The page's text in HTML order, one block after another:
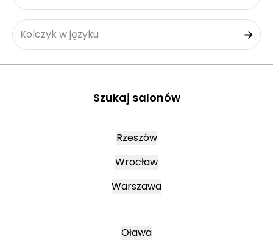
Kolczyk w języku
Szukaj salonów
Rzeszów
Wrocław
Warszawa
Oława